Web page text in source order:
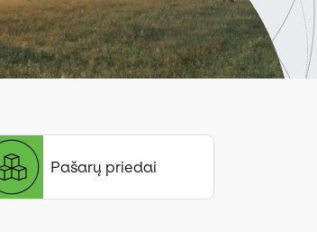
Pašarų priedai